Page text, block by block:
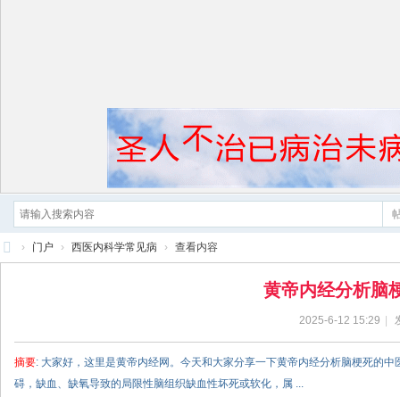
› 门户 › 西医内科学常见病 › 查看内容
黄帝内经分析脑
2025-6-12 15:29
摘要: 大家好，这里是黄帝内经网。今天和大家分享一下黄帝内经分析脑梗死的
碍，缺血、缺氧导致的局限性脑组织缺血性坏死或软化，属 ...